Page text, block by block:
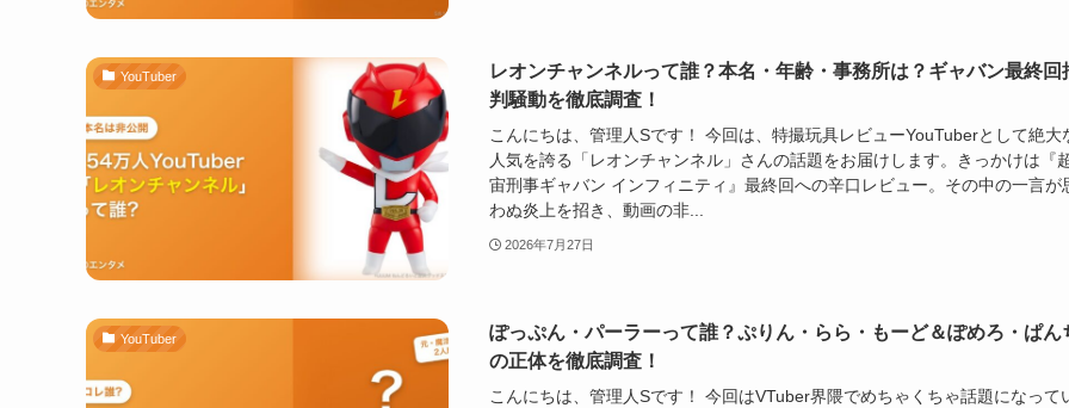
YouTuber
レオンチャンネルって誰？本名・年齢・事務所は？ギャバン最終回
判騒動を徹底調査！
こんにちは、管理人Sです！ 今回は、特撮玩具レビューYouTuberとして絶大
人気を誇る「レオンチャンネル」さんの話題をお届けします。きっかけは『
宙刑事ギャバン インフィニティ』最終回への辛口レビュー。その中の一言が
わぬ炎上を招き、動画の非...
2026年7月27日
YouTuber
ぽっぷん・パーラーって誰？ぷりん・らら・もーど＆ぽめろ・ぱん
の正体を徹底調査！
こんにちは、管理人Sです！ 今回はVTuber界隈でめちゃくちゃ話題になって